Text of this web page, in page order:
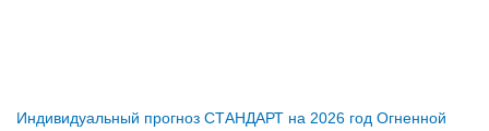
Индивидуальный прогноз СТАНДАРТ на 2026 год Огненной